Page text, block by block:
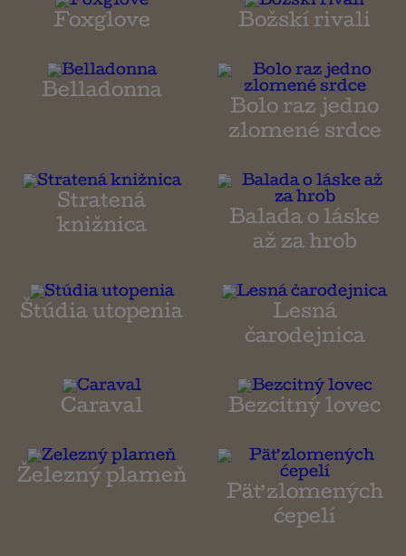
Foxglove Božskí rivali
Belladonna
Bolo raz jedno
zlomené srdce
Stratená
knižnica
Balada o láske
až za hrob
Štúdia utopenia
Lesná
čarodejnica
Caraval Bezcitný lovec
Železný plameň
Päť zlomených
ćepelí